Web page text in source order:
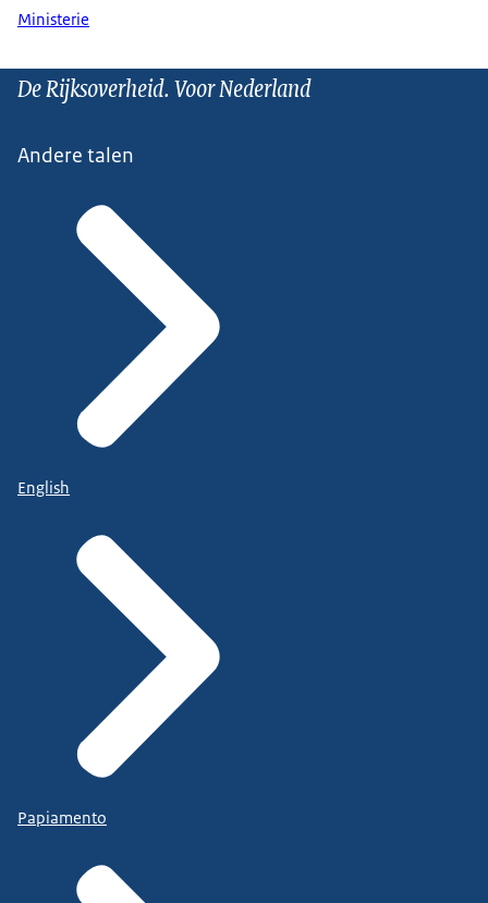
Ministerie
De Rijksoverheid. Voor Nederland
Andere talen
English
Papiamento